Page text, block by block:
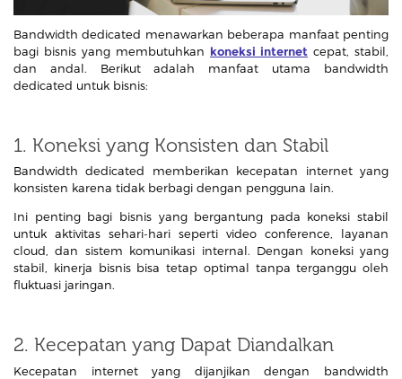
Bandwidth dedicated menawarkan beberapa manfaat penting
bagi bisnis yang membutuhkan koneksi internet cepat, stabil,
dan andal. Berikut adalah manfaat utama bandwidth
dedicated untuk bisnis:
1. Koneksi yang Konsisten dan Stabil
Bandwidth dedicated memberikan kecepatan internet yang
konsisten karena tidak berbagi dengan pengguna lain.
Ini penting bagi bisnis yang bergantung pada koneksi stabil
untuk aktivitas sehari-hari seperti video conference, layanan
cloud, dan sistem komunikasi internal. Dengan koneksi yang
stabil, kinerja bisnis bisa tetap optimal tanpa terganggu oleh
fluktuasi jaringan.
2. Kecepatan yang Dapat Diandalkan
Kecepatan internet yang dijanjikan dengan bandwidth